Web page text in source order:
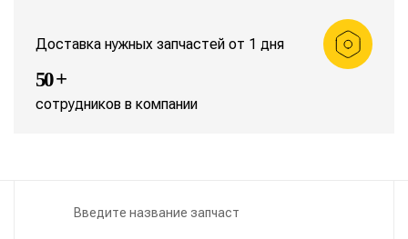
Доставка нужных запчастей от 1 дня
50 +
сотрудников в компании